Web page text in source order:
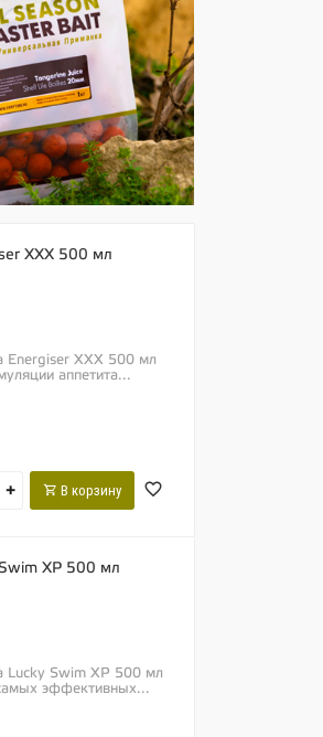
XXX 500 мл
Energiser XXX 500 мл
аппетита...
+ В корзину
XP 500 мл
Lucky Swim XP 500 мл
эффективных...